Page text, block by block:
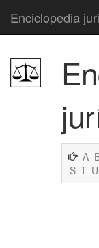
Enciclopedia
A
S T U